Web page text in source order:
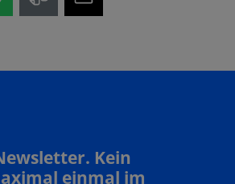
Kein
einmal im